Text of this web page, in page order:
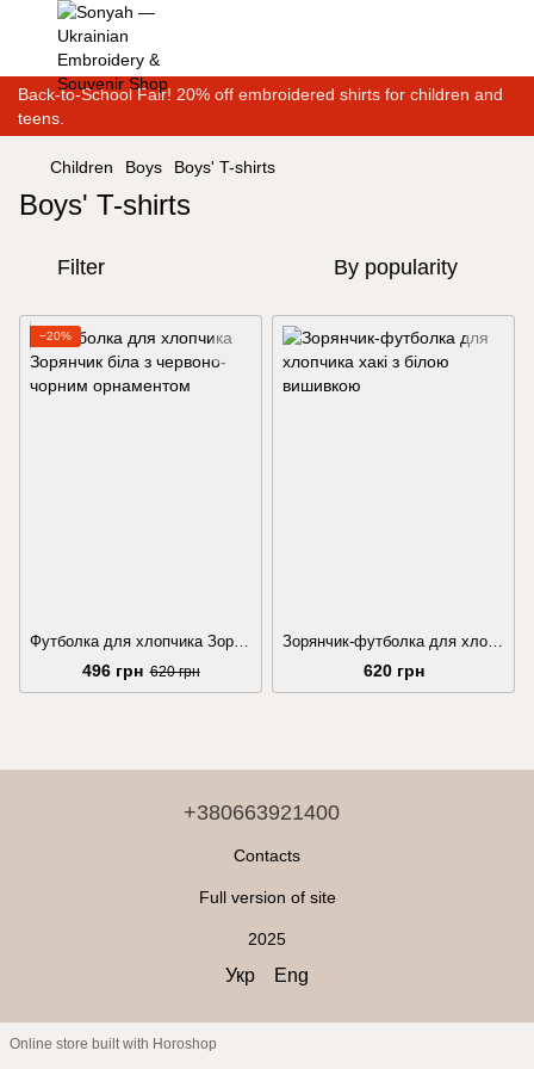
Back-to-School Fair! 20% off embroidered shirts for children and
teens.
Children Boys Boys' T-shirts
Boys' T-shirts
Filter By popularity
−20%
Футболка для хлопчика Зорянчик біла з червоно-чорним орнаментом
496 грн 620 грн
Зорянчик-футболка для хлопчика хакі з білою вишивкою
620 грн
+380663921400
Contacts
Full version of site
2025
Укр Eng
Online store built with Horoshop